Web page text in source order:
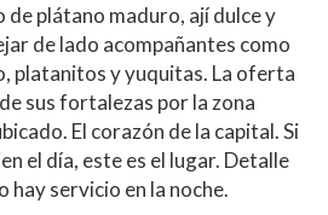
de plátano maduro, ají dulce y
de lado acompañantes como
platanitos y yuquitas. La oferta
sus fortalezas por la zona
El corazón de la capital. Si
el día, este es el lugar. Detalle
hay servicio en la noche.